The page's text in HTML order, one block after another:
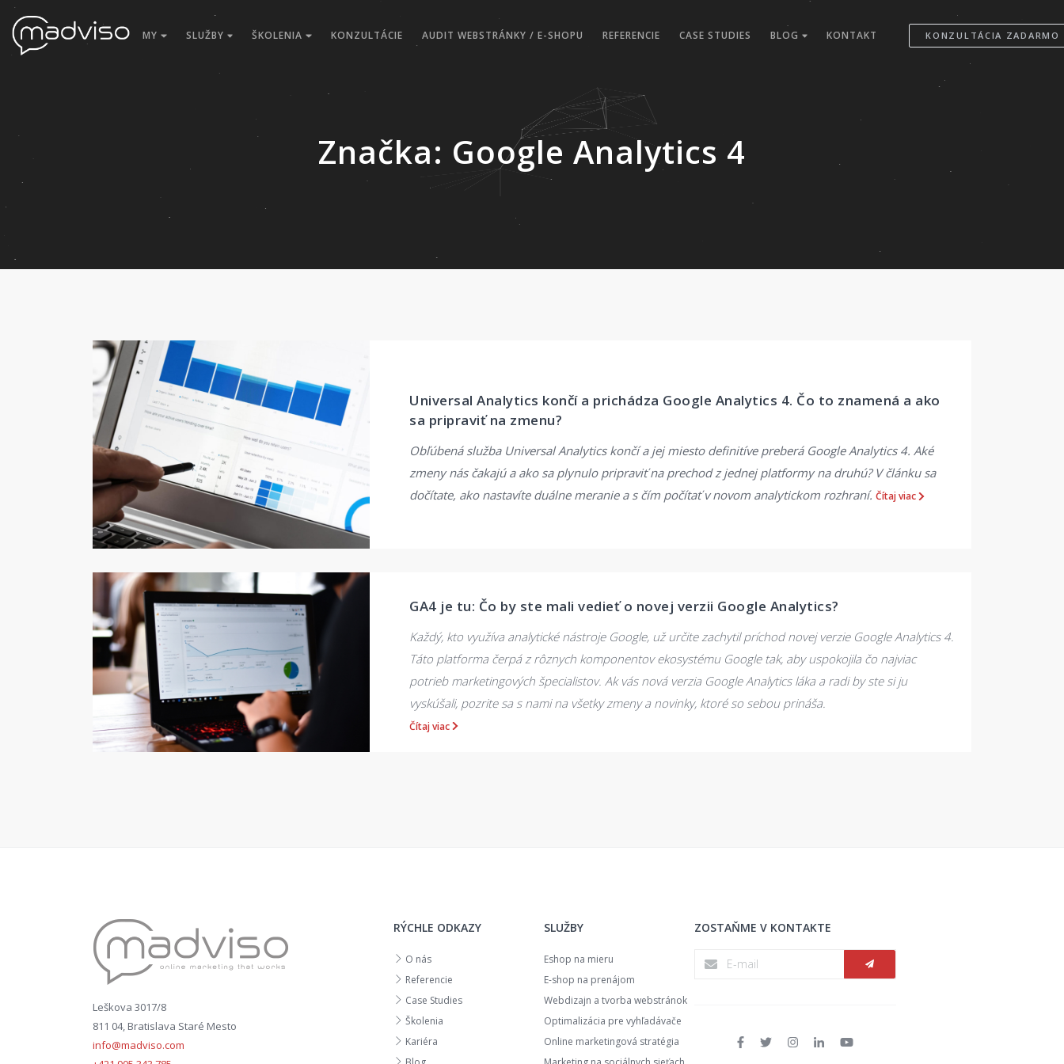
MY SLUŽBY ŠKOLENIA KONZULTÁCIE AUDIT WEBSTRÁNKY / E-SHOPU REFERENCIE CASE STUDIES BLOG KONTAKT KONZULTÁCIA ZADARMO
Značka: Google Analytics 4
Universal Analytics končí a prichádza Google Analytics 4. Čo to znamená a ako
sa pripraviť na zmenu?
Obľúbená služba Universal Analytics končí a jej miesto definitíve preberá Google Analytics 4. Aké
zmeny nás čakajú a ako sa plynulo pripraviť na prechod z jednej platformy na druhú? V článku sa
dočítate, ako nastavíte duálne meranie a s čím počítať v novom analytickom rozhraní. Čítaj viac
GA4 je tu: Čo by ste mali vedieť o novej verzii Google Analytics?
Každý, kto využíva analytické nástroje Google, už určite zachytil príchod novej verzie Google Analytics 4.
Táto platforma čerpá z rôznych komponentov ekosystému Google tak, aby uspokojila čo najviac
potrieb marketingových špecialistov. Ak vás nová verzia Google Analytics láka a radi by ste si ju
vyskúšali, pozrite sa s nami na všetky zmeny a novinky, ktoré so sebou prináša.
Čítaj viac
Leškova 3017/8
811 04, Bratislava Staré Mesto
info@madviso.com
RÝCHLE ODKAZY
O nás
Referencie
Case Studies
Školenia
Kariéra
SLUŽBY
Eshop na mieru
E-shop na prenájom
Webdizajn a tvorba webstránok
Optimalizácia pre vyhľadávače
Online marketingová stratégia
ZOSTAŇME V KONTAKTE